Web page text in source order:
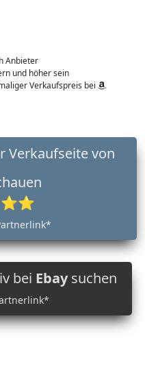
Anbieter
und höher sein
Verkaufspreis bei
bei Ebaysuchen